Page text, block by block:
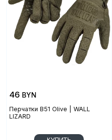
Перчатки B51 Olive | WALL
LIZARD
46 BYN